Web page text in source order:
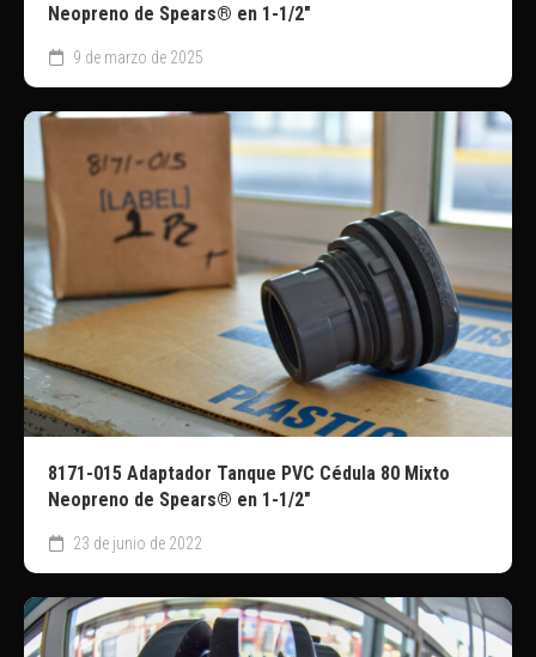
Neopreno de Spears® en 1-1/2″
9 de marzo de 2025
8171-015 Adaptador Tanque PVC Cédula 80 Mixto
Neopreno de Spears® en 1-1/2″
23 de junio de 2022